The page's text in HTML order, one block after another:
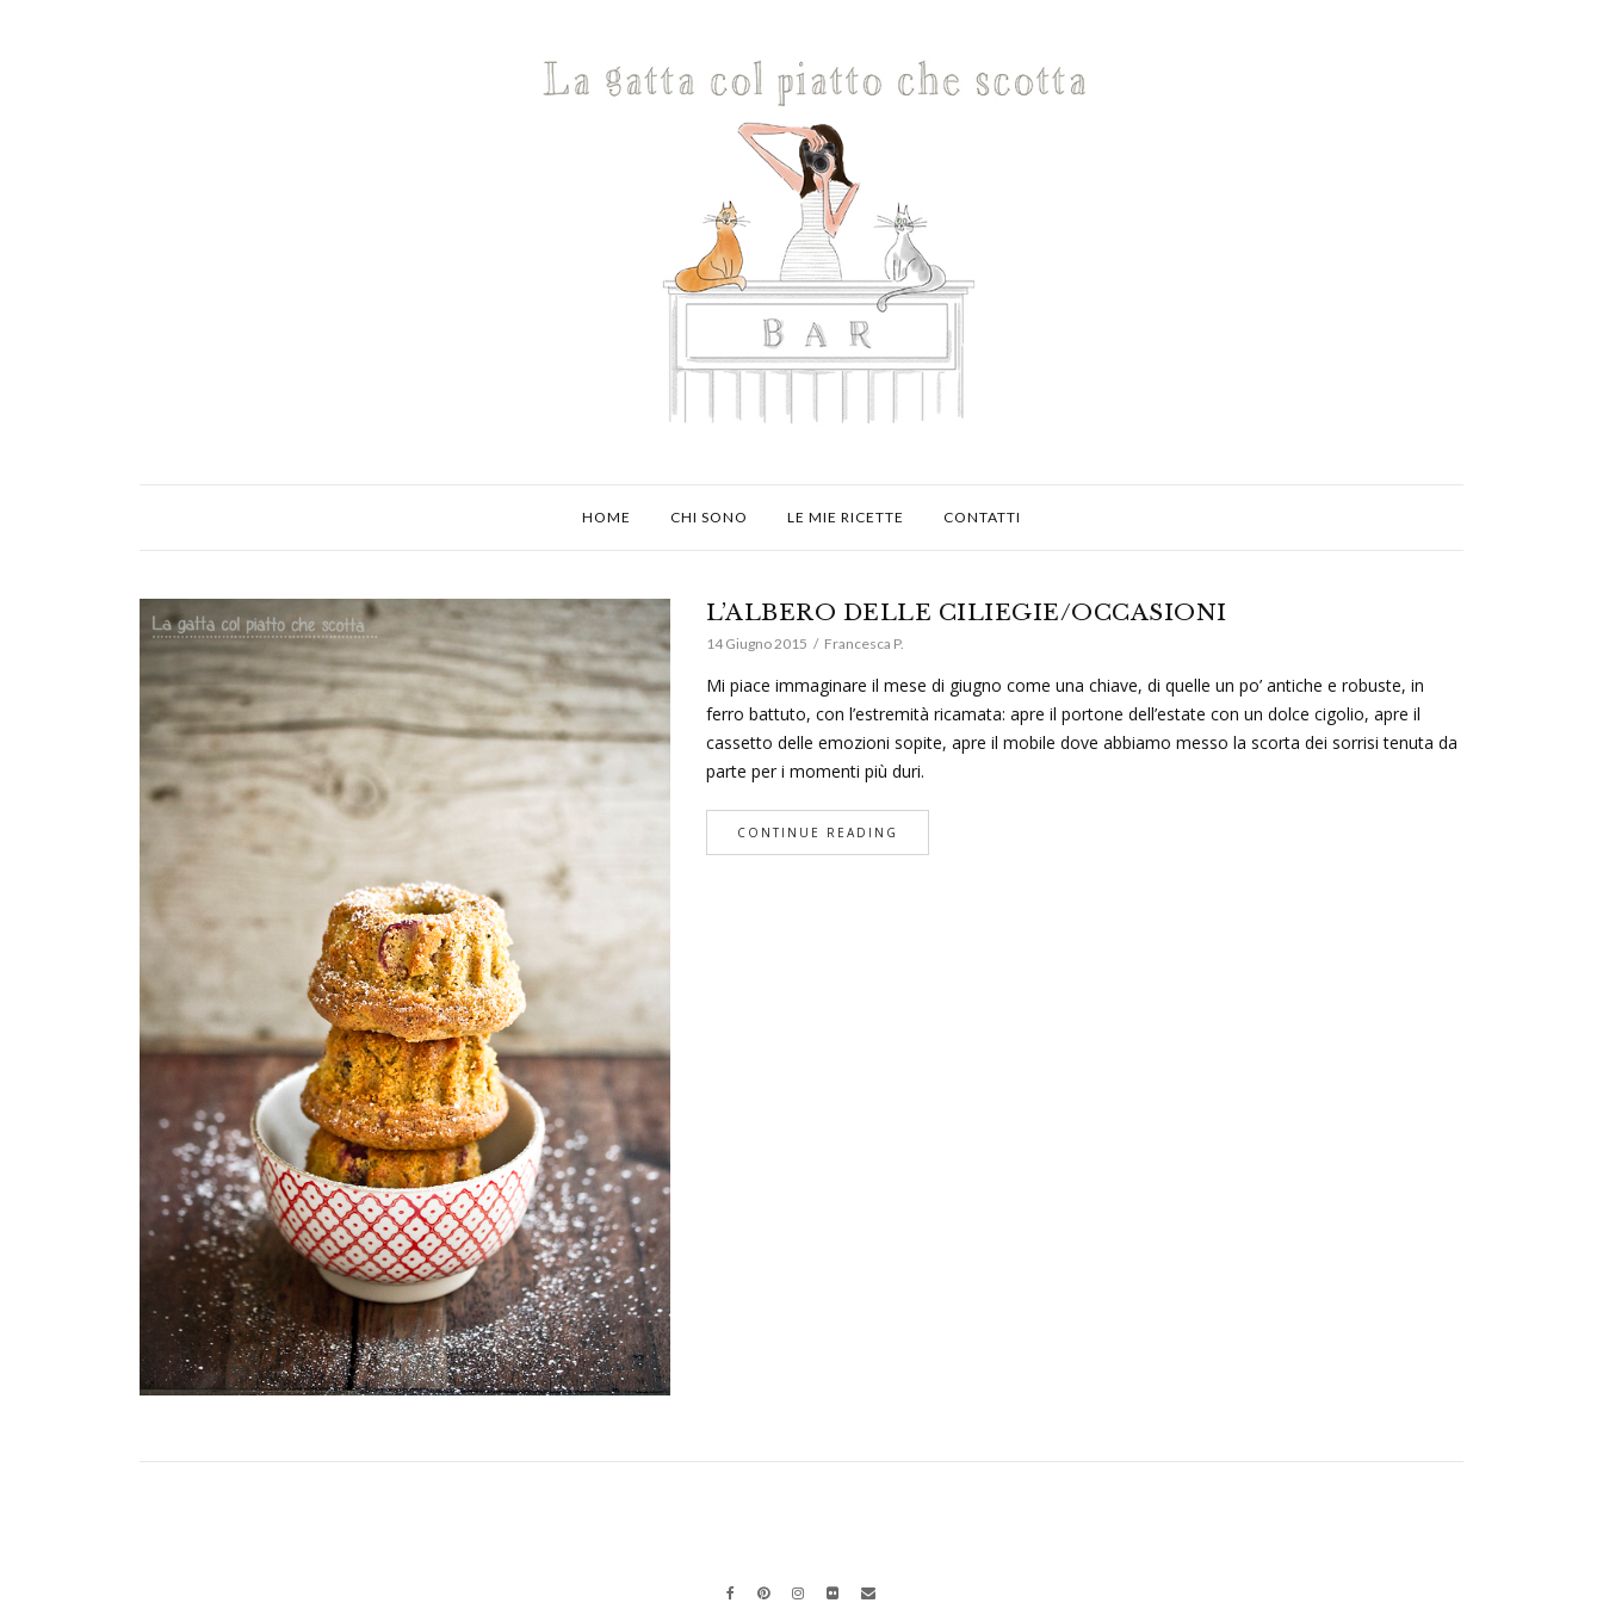
HOME CHI SONO LE MIE RICETTE CONTATTI
L’ALBERO DELLE CILIEGIE/OCCASIONI
14 Giugno 2015 Francesca P.
Mi piace immaginare il mese di giugno come una chiave, di quelle un po’ antiche e robuste, in
ferro battuto, con l’estremità ricamata: apre il portone dell’estate con un dolce cigolio, apre il
cassetto delle emozioni sopite, apre il mobile dove abbiamo messo la scorta dei sorrisi tenuta da
parte per i momenti più duri.
CONTINUE READING